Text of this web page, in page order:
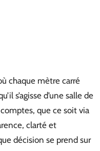
chaque mètre carré
s’agisse d’une salle de
que ce soit via
clarté et
décision se prend sur